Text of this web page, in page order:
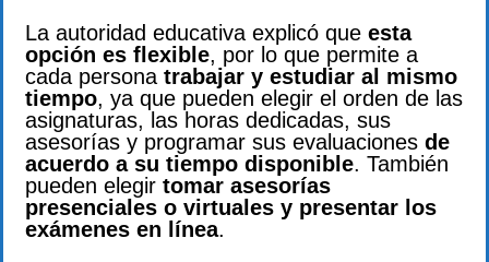
La autoridad educativa explicó que esta
opción es flexible, por lo que permite a
cada persona trabajar y estudiar al mismo
tiempo, ya que pueden elegir el orden de las
asignaturas, las horas dedicadas, sus
asesorías y programar sus evaluaciones de
acuerdo a su tiempo disponible. También
pueden elegir tomar asesorías
presenciales o virtuales y presentar los
exámenes en línea.